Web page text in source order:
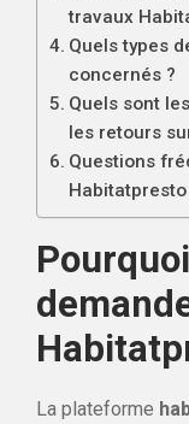
travaux
Quels types
concernés ?
Quels sont
les retours
Questions
Habitatpresto
La plateforme